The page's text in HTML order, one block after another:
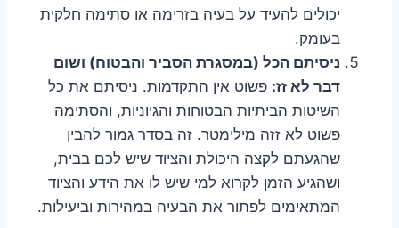
יכולים להעיד על בעיה בזרימה או סתימה חלקית
בעומק.
ניסיתם הכל (במסגרת הסביר והבטוח) ושום
דבר לא זז: פשוט אין התקדמות. ניסיתם את כל
השיטות הביתיות הבטוחות והגיוניות, והסתימה
פשוט לא זזה מילימטר. זה בסדר גמור להבין
שהגעתם לקצה היכולת והציוד שיש לכם בבית,
ושהגיע הזמן לקרוא למי שיש לו את הידע והציוד
המתאימים לפתור את הבעיה במהירות וביעילות.